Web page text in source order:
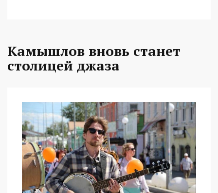
Камышлов вновь станет
столицей джаза